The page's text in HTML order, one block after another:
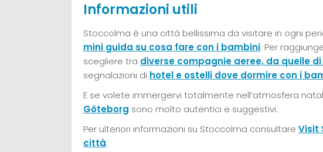
Informazioni utili
Stoccolma è una città bellissima da visitare in ogni
mini guida su cosa fare con i bambini. Per
scegliere tra diverse compagnie aeree, da quelle
segnalazioni di hotel e ostelli dove dormire con i
E se volete immergervi totalmente nell’atmosfera
Göteborg sono molto autentici e suggestivi.
Per ulteriori informazioni su Stoccolma consultare Visit
città.